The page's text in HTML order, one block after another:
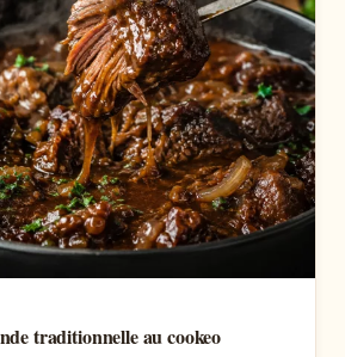
traditionnelle au cookeo